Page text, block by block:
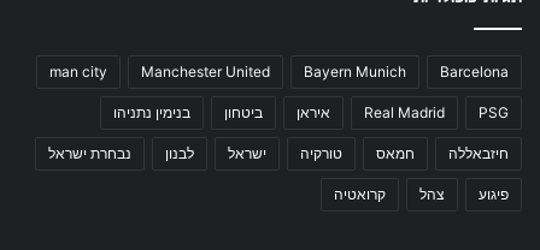
Barcelona
Bayern Munich
Manchester United
man city
PSG
Real Madrid איראן ביטחון בנימין נתניהו
חיזבאללה חמאס טורקיה ישראל לבנון נבחרת ישראל
פיגוע צהל קרואטיה